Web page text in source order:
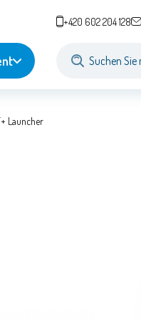
+420 602 204 128
Launcher